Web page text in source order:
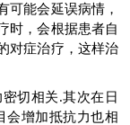
可能会延误病情，
时，会根据患者自
对症治疗，这样治
切相关.其次在日
会增加抵抗力也相